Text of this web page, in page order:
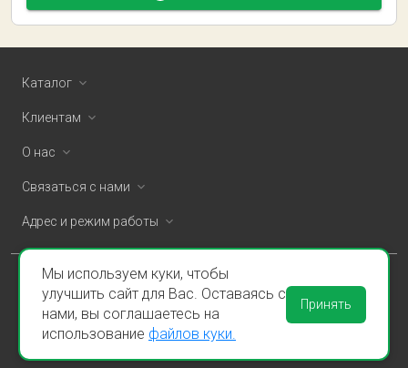
Каталог
Клиентам
О нас
Связаться с нами
Адрес и режим работы
ООО «Спаклин» © 2026
Политика конфиденциальности и оферта
Пользовательское соглашение
Мы используем куки, чтобы
улучшить сайт для Вас. Оставаясь с
нами, вы соглашаетесь на
использование файлов куки.
Принять